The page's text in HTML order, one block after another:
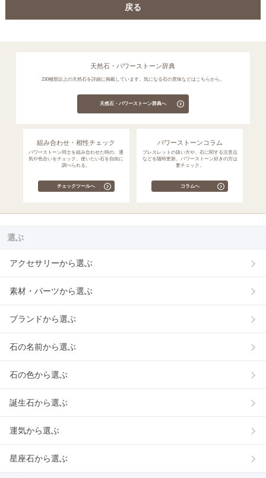
戻る
天然石・パワーストーン辞典
230種類以上の天然石を詳細に掲載しています。気になる石の意味などはこちらから。
天然石・パワーストーン辞典へ
組み合わせ・相性チェック
パワーストーン同士を組み合わせた時の、運
気や色合いをチェック。使いたい石を自由に
調べられる。
チェックツールへ
パワーストーンコラム
ブレスレットの扱い方や、石に関する注意点
などを随時更新。パワーストーン好きの方は
要チェック。
コラムへ
選ぶ
アクセサリーから選ぶ
素材・パーツから選ぶ
ブランドから選ぶ
石の名前から選ぶ
石の色から選ぶ
誕生石から選ぶ
運気から選ぶ
星座石から選ぶ